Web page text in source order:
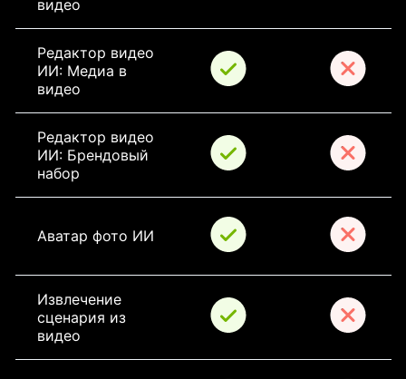
видео
Редактор видео
ИИ: Медиа в
видео
Редактор видео
ИИ: Брендовый
набор
Аватар фото ИИ
Извлечение
сценария из
видео